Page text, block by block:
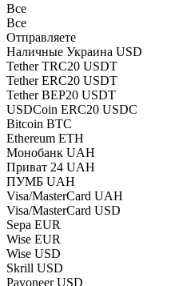
Все
Все
Отправляете
Наличные Украина USD
Tether TRC20 USDT
Tether ERC20 USDT
Tether BEP20 USDT
USDCoin ERC20 USDC
Bitcoin BTC
Ethereum ETH
Монобанк UAH
Приват 24 UAH
ПУМБ UAH
Visa/MasterCard UAH
Visa/MasterCard USD
Sepa EUR
Wise EUR
Wise USD
Skrill USD
Payoneer USD